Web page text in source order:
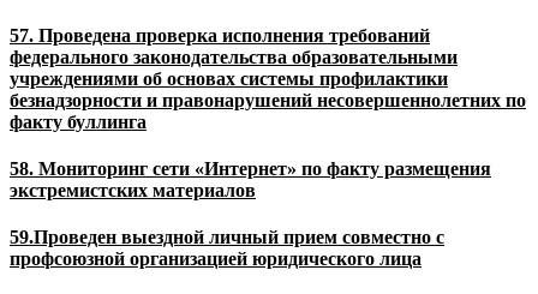
57. Проведена проверка исполнения требований
федерального законодательства образовательными
учреждениями об основах системы профилактики
безнадзорности и правонарушений несовершеннолетних по
факту буллинга
58. Мониторинг сети «Интернет» по факту размещения
экстремистских материалов
59.Проведен выездной личный прием совместно с
профсоюзной организацией юридического лица